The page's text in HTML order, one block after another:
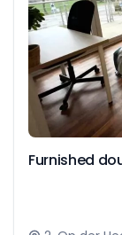
Furnished